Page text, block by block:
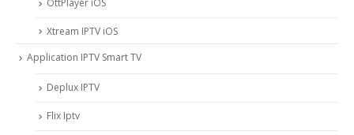
Xtream IPTV iOS
Application IPTV Smart TV
Deplux IPTV
Flix Iptv